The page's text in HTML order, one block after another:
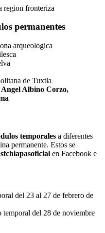
region fronteriza
permanentes
arqueologica
de Tuxtla
Angel Albino Corzo,
temporales a diferentes
permanente. Estos se
en Facebook e
del 23 al 27 de febrero de
del 28 de noviembre